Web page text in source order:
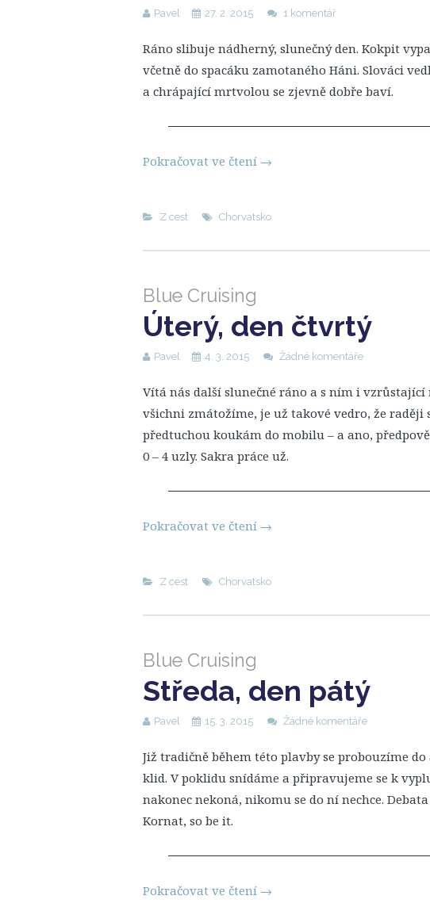
Pavel 27. 2. 2015 1 komentář
Ráno slibuje nádherný, slunečný den. Kokpit
včetně do spacáku zamotaného Háni. Slováci
a chrápající mrtvolou se zjevně dobře baví.
Pokračovat ve čtení →
Z cest Chorvatsko
Blue Cruising
Úterý, den čtvrtý
Pavel 4. 3. 2015 Žádné komentáře
Vítá nás další slunečné ráno a s ním i vzrůstající
všichni zmátožíme, je už takové vedro, že raději
předtuchou koukám do mobilu – a ano,
0 – 4 uzly. Sakra práce už.
Pokračovat ve čtení →
Z cest Chorvatsko
Blue Cruising
Středa, den pátý
Pavel 15. 3. 2015 Žádné komentáře
Již tradičně během této plavby se probouzíme
klid. V poklidu snídáme a připravujeme se k
nakonec nekoná, nikomu se do ní nechce.
Kornat, so be it.
Pokračovat ve čtení →